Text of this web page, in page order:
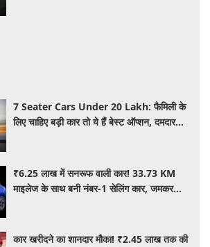
7 Seater Cars Under 20 Lakh: फैमिली के
लिए चाहिए बड़ी कार तो ये हैं बेस्ट ऑप्शन, दमदार
₹6.25 लाख में सनरूफ वाली कार! 33.73 KM
माइलेज के साथ बनी नंबर-1 सेलिंग कार, जमकर
कार खरीदने का शानदार मौका! ₹2.45 लाख तक की